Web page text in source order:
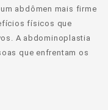
abdômen mais firme
físicos que
A abdominoplastia
que enfrentam os